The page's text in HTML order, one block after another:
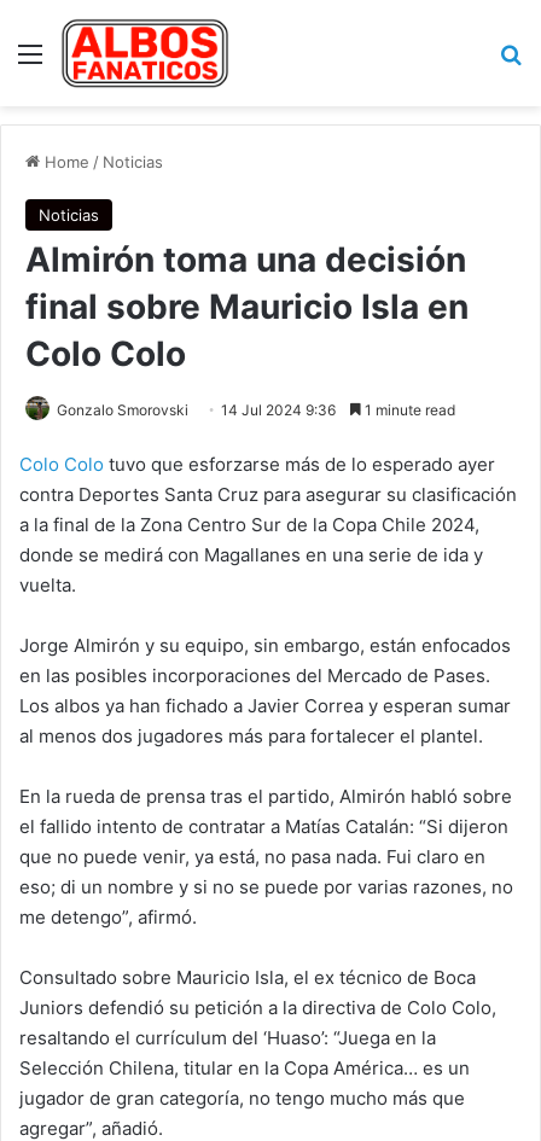
Menu
Home / Noticias
Noticias
Almirón toma una decisión
final sobre Mauricio Isla en
Colo Colo
Gonzalo Smorovski 14 Jul 2024 9:36 1 minute read
Colo Colo tuvo que esforzarse más de lo esperado ayer
contra Deportes Santa Cruz para asegurar su clasificación
a la final de la Zona Centro Sur de la Copa Chile 2024,
donde se medirá con Magallanes en una serie de ida y
vuelta.
Jorge Almirón y su equipo, sin embargo, están enfocados
en las posibles incorporaciones del Mercado de Pases.
Los albos ya han fichado a Javier Correa y esperan sumar
al menos dos jugadores más para fortalecer el plantel.
En la rueda de prensa tras el partido, Almirón habló sobre
el fallido intento de contratar a Matías Catalán: “Si dijeron
que no puede venir, ya está, no pasa nada. Fui claro en
eso; di un nombre y si no se puede por varias razones, no
me detengo”, afirmó.
Consultado sobre Mauricio Isla, el ex técnico de Boca
Juniors defendió su petición a la directiva de Colo Colo,
resaltando el currículum del ‘Huaso’: “Juega en la
Selección Chilena, titular en la Copa América… es un
jugador de gran categoría, no tengo mucho más que
agregar”, añadió.